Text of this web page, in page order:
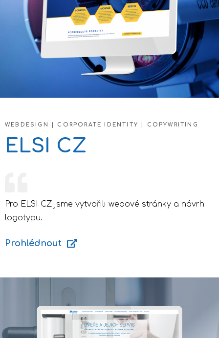
WEBDESIGN | CORPORATE IDENTITY | COPYWRITING
ELSI CZ
Pro ELSI CZ jsme vytvořili webové stránky a návrh
logotypu.
Prohlédnout